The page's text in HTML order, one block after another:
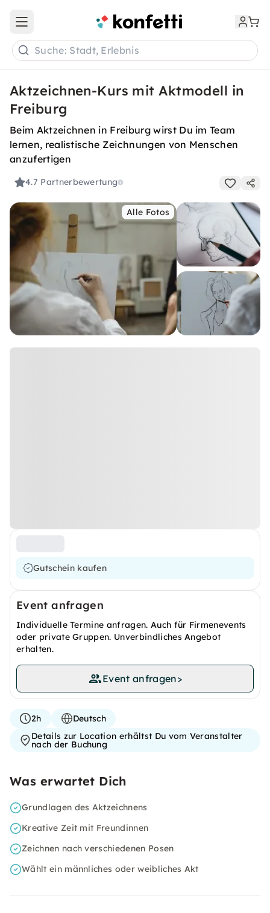
Open main menu
Suche: Stadt, Erlebnis
Aktzeichnen-Kurs mit Aktmodell in
Freiburg
Beim Aktzeichnen in Freiburg wirst Du im Team
lernen, realistische Zeichnungen von Menschen
anzufertigen
4.7 Partnerbewertung
Alle Fotos
Gutschein kaufen
Event anfragen
Individuelle Termine anfragen. Auch für Firmenevents
oder private Gruppen. Unverbindliches Angebot
erhalten.
Event anfragen>
2h
Deutsch
Details zur Location erhältst Du vom Veranstalter
nach der Buchung
Was erwartet Dich
Grundlagen des Aktzeichnens
Kreative Zeit mit Freundinnen
Zeichnen nach verschiedenen Posen
Wählt ein männliches oder weibliches Akt